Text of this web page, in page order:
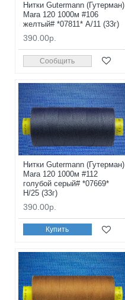
Нитки Gutermann (Гутерман)
Mara 120 1000м #106
желтый# *07811* A/11 (33г)
390.00р.
Сообщить
Нитки Gutermann (Гутерман)
Mara 120 1000м #112
голубой серый# *07669*
H/25 (33г)
390.00р.
Купить